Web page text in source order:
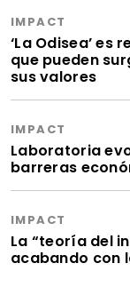
IMPACT
‘La Odisea’
que pueden
sus valores
IMPACT
Laboratoria
barreras
IMPACT
La “teoría del
acabando con